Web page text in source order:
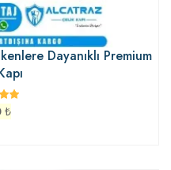
Dayanıklı Premium
₺